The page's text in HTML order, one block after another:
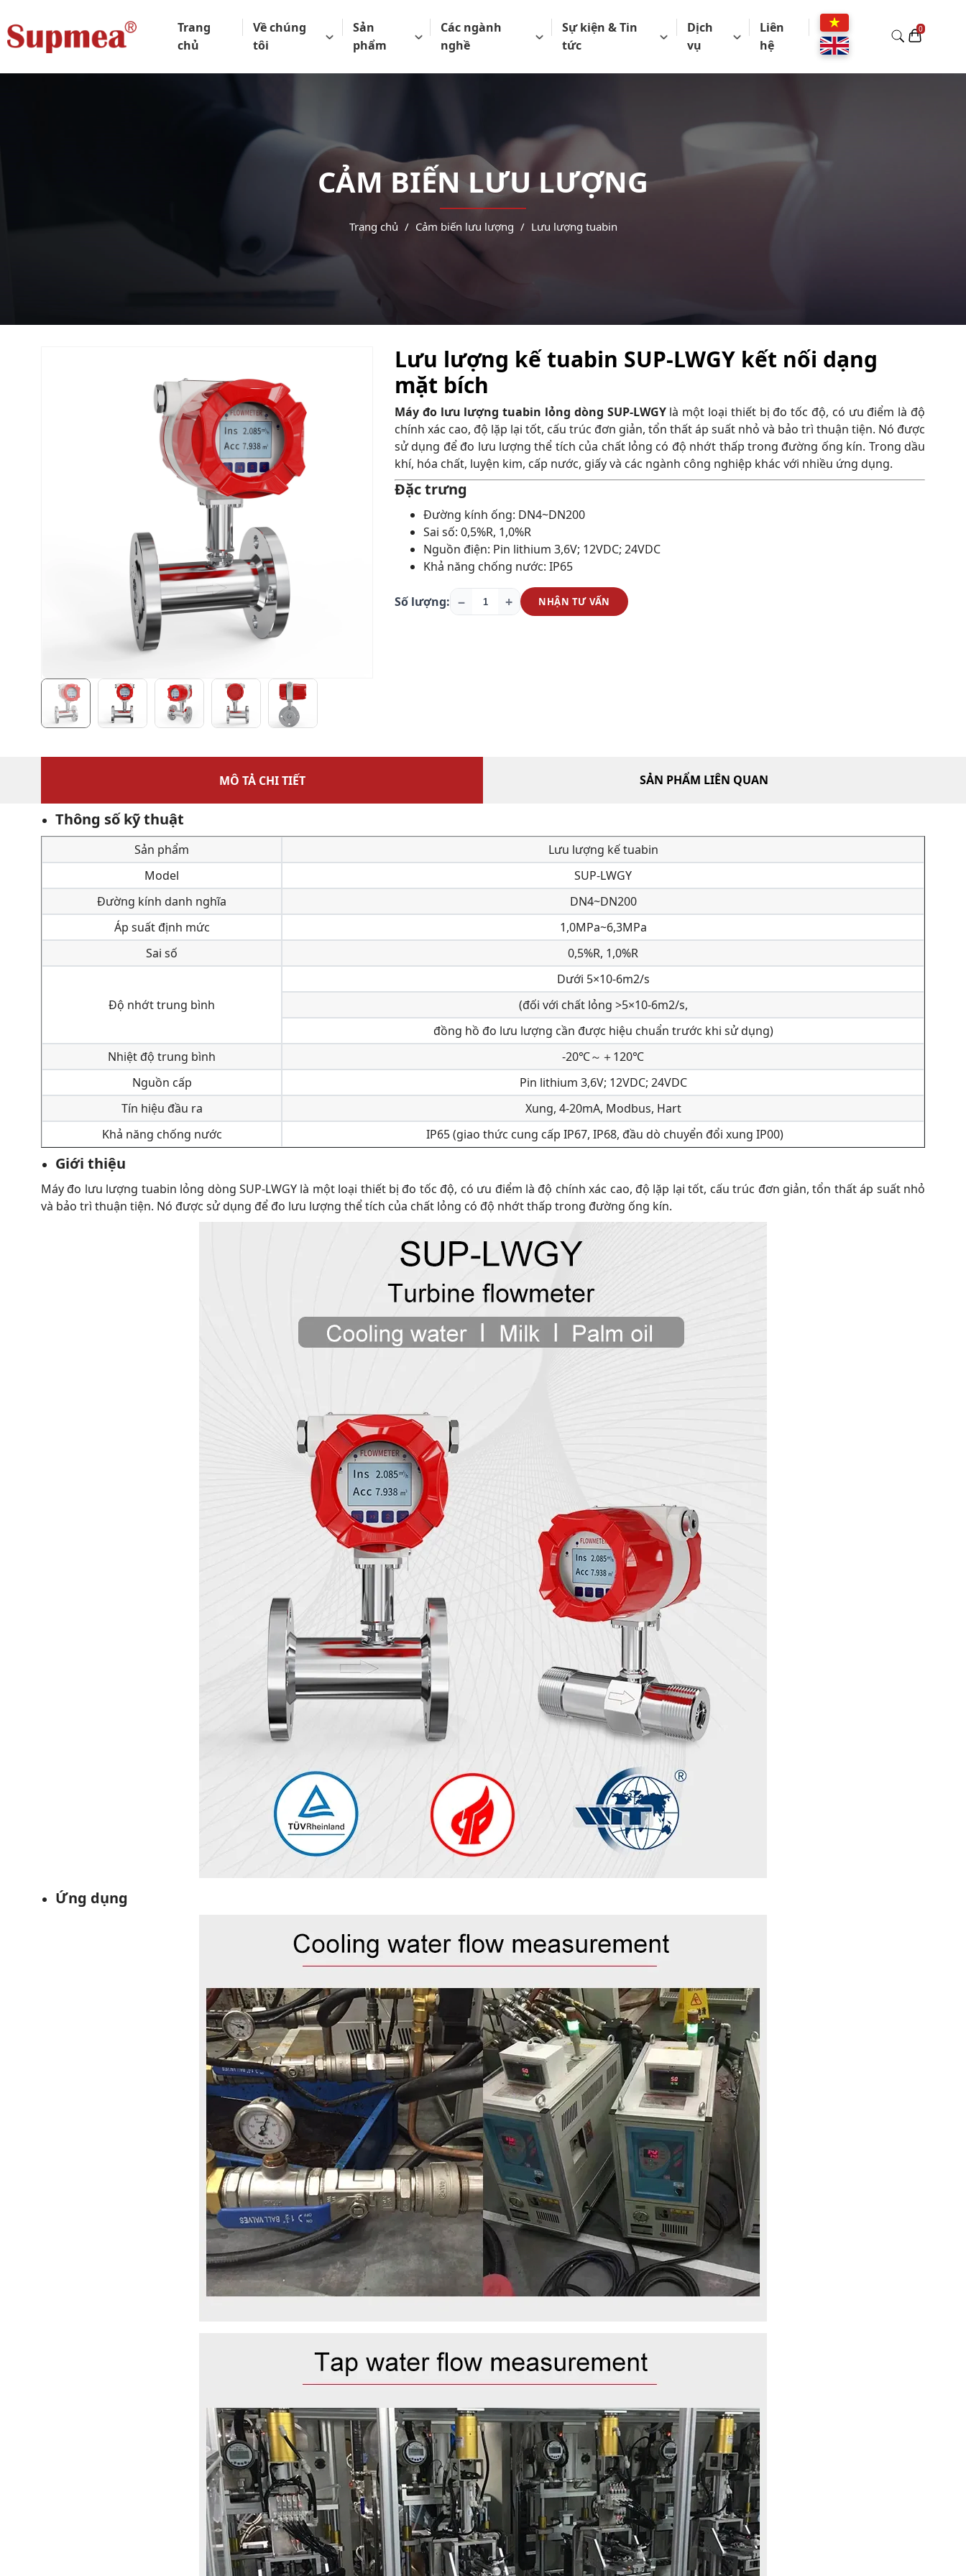
Trang
chủ
Về chúng
tôi
Sản
phẩm
Các ngành
nghề
Sự kiện & Tin
tức
Dịch
vụ
Liên
hệ
CẢM BIẾN LƯU LƯỢNG
Trang chủ Cảm biến lưu lượng Lưu lượng tuabin
Lưu lượng kế tuabin SUP-LWGY kết nối dạng
mặt bích
Máy đo lưu lượng tuabin lỏng dòng SUP-LWGY là một loại thiết bị đo tốc độ, có ưu điểm là độ
chính xác cao, độ lặp lại tốt, cấu trúc đơn giản, tổn thất áp suất nhỏ và bảo trì thuận tiện. Nó được
sử dụng để đo lưu lượng thể tích của chất lỏng có độ nhớt thấp trong đường ống kín. Trong dầu
khí, hóa chất, luyện kim, cấp nước, giấy và các ngành công nghiệp khác với nhiều ứng dụng.
Đặc trưng
Đường kính ống: DN4~DN200
Sai số: 0,5%R, 1,0%R
Nguồn điện: Pin lithium 3,6V; 12VDC; 24VDC
Khả năng chống nước: IP65
Số lượng: − + NHẬN TƯ VẤN
MÔ TẢ CHI TIẾT SẢN PHẨM LIÊN QUAN
Thông số kỹ thuật
Sản phẩm
Lưu lượng kế tuabin
Model
SUP-LWGY
Đường kính danh nghĩa
DN4~DN200
Áp suất định mức
1,0MPa~6,3MPa
Sai số
0,5%R, 1,0%R
Độ nhớt trung bình
Dưới 5×10-6m2/s
(đối với chất lỏng >5×10-6m2/s,
đồng hồ đo lưu lượng cần được hiệu chuẩn trước khi sử dụng)
Nhiệt độ trung bình
-20℃～＋120℃
Nguồn cấp
Pin lithium 3,6V; 12VDC; 24VDC
Tín hiệu đầu ra
Xung, 4-20mA, Modbus, Hart
Khả năng chống nước
IP65 (giao thức cung cấp IP67, IP68, đầu dò chuyển đổi xung IP00)
Giới thiệu
Máy đo lưu lượng tuabin lỏng dòng SUP-LWGY là một loại thiết bị đo tốc độ, có ưu điểm là độ chính xác cao, độ lặp lại tốt, cấu trúc đơn giản, tổn thất áp suất nhỏ
và bảo trì thuận tiện. Nó được sử dụng để đo lưu lượng thể tích của chất lỏng có độ nhớt thấp trong đường ống kín.
Ứng dụng